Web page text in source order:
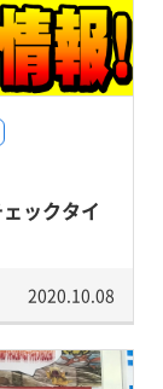
ックタイ
2020.10.08